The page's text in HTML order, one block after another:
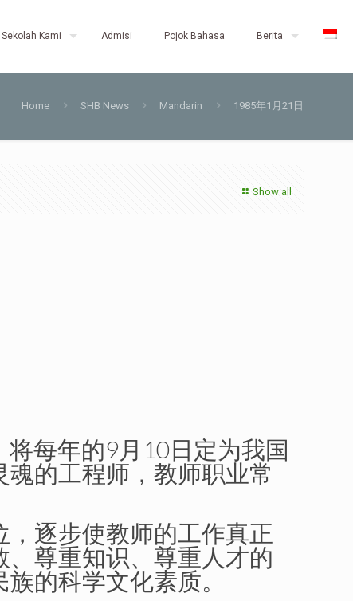
Sekolah Kami Admisi Pojok Bahasa Berita
Home SHB News Mandarin 1985年1月21日
Show all
每年的9月10日定为我国
魂的工程师，教师职业常
逐步使教师的工作真正
尊重知识、尊重人才的
的科学文化素质。